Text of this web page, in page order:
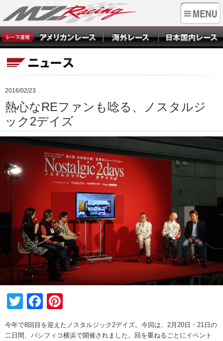
2016/02/23
熱心なREファンも唸る、ノスタルジ
ック2デイズ
TwitterFacebook
今年で8回目を迎えたノスタルジック2デイズ。今回は、2月20日・21日の
二日間、パシフィコ横浜で開催されました。回を重ねるごとにイベント